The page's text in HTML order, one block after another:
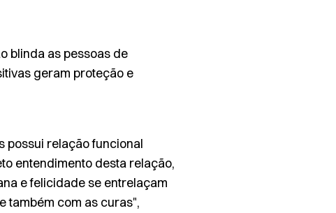
blinda as pessoas de
geram proteção e
possui relação funcional
entendimento desta relação,
e felicidade se entrelaçam
também com as curas",